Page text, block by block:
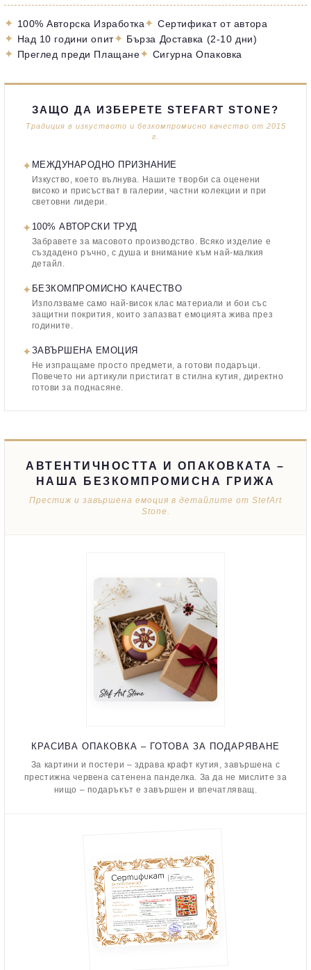
✦ 100% Авторска Изработка✦ Сертификат от автора
✦ Над 10 години опит✦ Бърза Доставка (2-10 дни)
✦ Преглед преди Плащане✦ Сигурна Опаковка
ЗАЩО ДА ИЗБЕРЕТЕ STEFART STONE?
Традиция в изкуството и безкомпромисно качество от 2015
г.
✦ МЕЖДУНАРОДНО ПРИЗНАНИЕ
Изкуство, което вълнува. Нашите творби са оценени
високо и присъстват в галерии, частни колекции и при
световни лидери.
✦ 100% АВТОРСКИ ТРУД
Забравете за масовото производство. Всяко изделие е
създадено ръчно, с душа и внимание към най-малкия
детайл.
✦ БЕЗКОМПРОМИСНО КАЧЕСТВО
Използваме само най-висок клас материали и бои със
защитни покрития, които запазват емоцията жива през
годините.
✦ЗАВЪРШЕНА ЕМОЦИЯ
Не изпращаме просто предмети, а готови подаръци.
Повечето ни артикули пристигат в стилна кутия, директно
готови за поднасяне.
АВТЕНТИЧНОСТТА И ОПАКОВКАТА –
НАША БЕЗКОМПРОМИСНА ГРИЖА
Престиж и завършена емоция в детайлите от StefArt
Stone.
КРАСИВА ОПАКОВКА – ГОТОВА ЗА ПОДАРЯВАНЕ
За картини и постери – здрава крафт кутия, завършена с
престижна червена сатенена панделка. За да не мислите за
нищо – подаръкът е завършен и впечатляващ.